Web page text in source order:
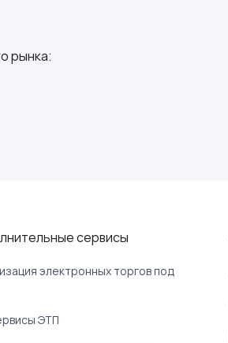
рынка:
сервисы
электронных торгов под
ЭТП